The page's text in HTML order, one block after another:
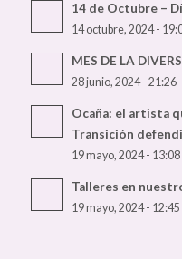
14 de Octubre –
14 octubre, 2024 -
MES DE LA
28 junio, 2024 - 21:26
Ocaña: el artista
Transición
19 mayo, 2024 - 13:08
Talleres en
19 mayo, 2024 - 12:45